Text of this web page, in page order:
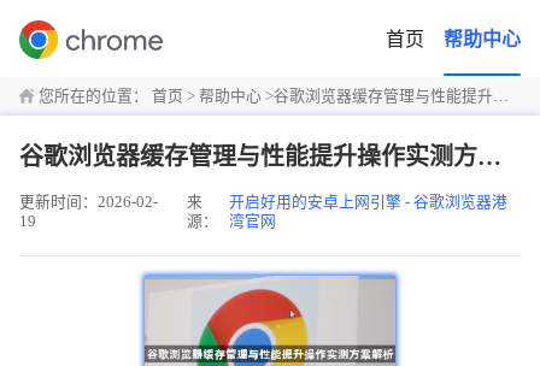
首页 帮助中心
您所在的位置： 首页 > 帮助中心 >谷歌浏览器缓存管理与性能提升操作实测方案解析
谷歌浏览器缓存管理与性能提升操作实测方案解析
更新时间：2026-02-
19
来
源：
开启好用的安卓上网引擎 - 谷歌浏览器港
湾官网